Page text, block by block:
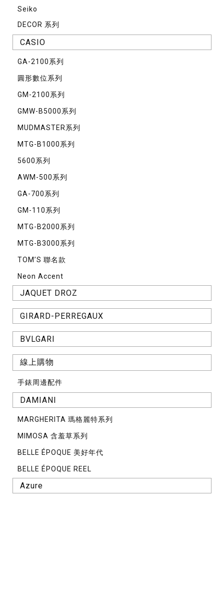
Seiko
DECOR 系列
CASIO
GA-2100系列
圓形數位系列
GM-2100系列
GMW-B5000系列
MUDMASTER系列
MTG-B1000系列
5600系列
AWM-500系列
GA-700系列
GM-110系列
MTG-B2000系列
MTG-B3000系列
TOM’S 聯名款
Neon Accent
JAQUET DROZ
GIRARD-PERREGAUX
BVLGARI
線上購物
手錶周邊配件
DAMIANI
MARGHERITA 瑪格麗特系列
MIMOSA 含羞草系列
BELLE ÉPOQUE 美好年代
BELLE ÉPOQUE REEL
Azure